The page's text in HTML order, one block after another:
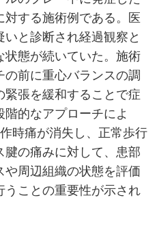
する施術例である。医
と診断され経過観察と
態が続いていた。施術
前に重心バランスの調
張を緩和することで症
的なアプローチによ
時痛が消失し、正常歩行
の痛みに対して、患部
周辺組織の状態を評価
うことの重要性が示され